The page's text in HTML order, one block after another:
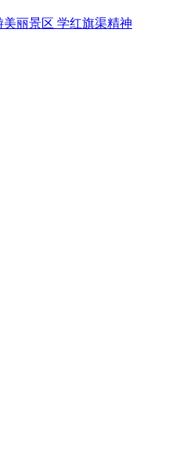
美丽景区 学红旗渠精神